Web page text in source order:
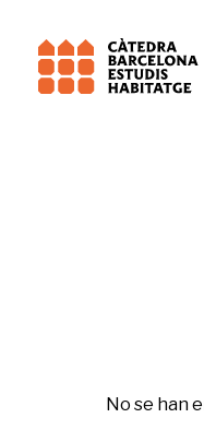
No se han